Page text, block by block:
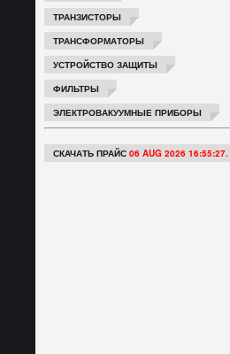
ТРАНЗИСТОРЫ
ТРАНСФОРМАТОРЫ
УСТРОЙСТВО ЗАЩИТЫ
ФИЛЬТРЫ
ЭЛЕКТРОВАКУУМНЫЕ ПРИБОРЫ
СКАЧАТЬ ПРАЙС 06 AUG 2026 16:55:27.